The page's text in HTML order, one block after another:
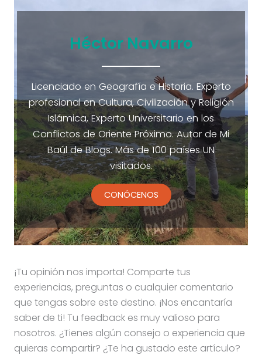
Héctor Navarro
Licenciado en Geografía e Historia. Experto
profesional en Cultura, Civilización y Religión
Islámica, Experto Universitario en los
Conflictos de Oriente Próximo. Autor de Mi
Baúl de Blogs. Más de 100 países UN
visitados.
CONÓCENOS
¡Tu opinión nos importa! Comparte tus
experiencias, preguntas o cualquier comentario
que tengas sobre este destino. ¡Nos encantaría
saber de ti! Tu feedback es muy valioso para
nosotros. ¿Tienes algún consejo o experiencia que
quieras compartir? ¿Te ha gustado este artículo?